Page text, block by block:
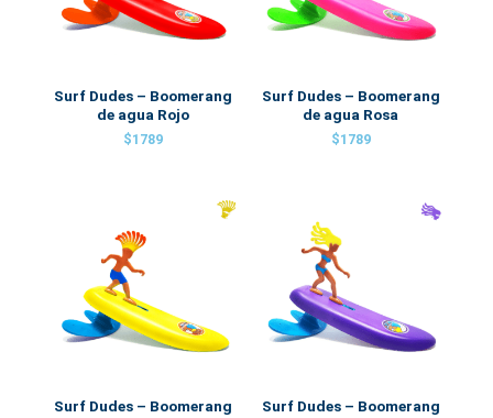
Surf Dudes – Boomerang
de agua Rojo
$1789
Surf Dudes – Boomerang
de agua Rosa
$1789
Surf Dudes – Boomerang
Surf Dudes – Boomerang